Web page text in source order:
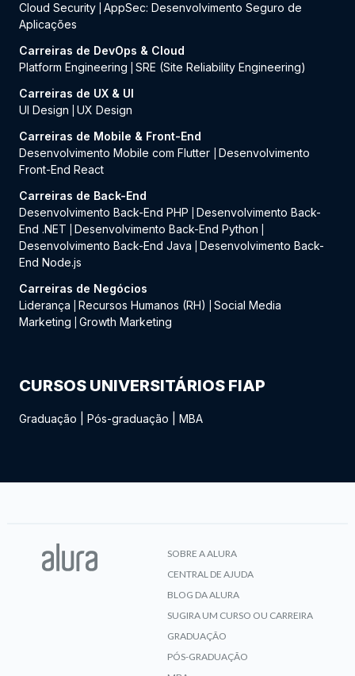
Cloud Security AppSec: Desenvolvimento Seguro de
Aplicações
Carreiras de DevOps & Cloud
Platform Engineering
SRE (Site Reliability Engineering)
Carreiras de UX & UI
UI Design
UX Design
Carreiras de Mobile & Front-End
Desenvolvimento Mobile com Flutter
Desenvolvimento
Front-End React
Carreiras de Back-End
Desenvolvimento Back-End PHP
Desenvolvimento Back-
End .NET
Desenvolvimento Back-End Python
Desenvolvimento Back-End Java
Desenvolvimento Back-
End Node.js
Carreiras de Negócios
Liderança
Recursos Humanos (RH)
Social Media
Marketing
Growth Marketing
CURSOS UNIVERSITÁRIOS FIAP
Graduação Pós-graduação MBA
SOBRE A ALURA
CENTRAL DE AJUDA
BLOG DA ALURA
SUGIRA UM CURSO OU CARREIRA
GRADUAÇÃO
PÓS-GRADUAÇÃO